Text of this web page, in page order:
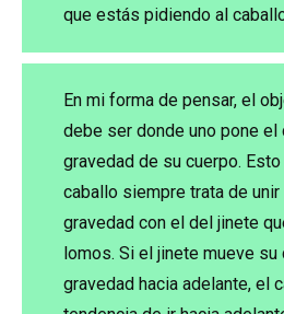
que estás pidiendo al
En mi forma de pensar, el
debe ser donde uno pone el
gravedad de su cuerpo.
caballo siempre trata de
gravedad con el del jinete
lomos. Si el jinete mueve su
gravedad hacia adelante, el